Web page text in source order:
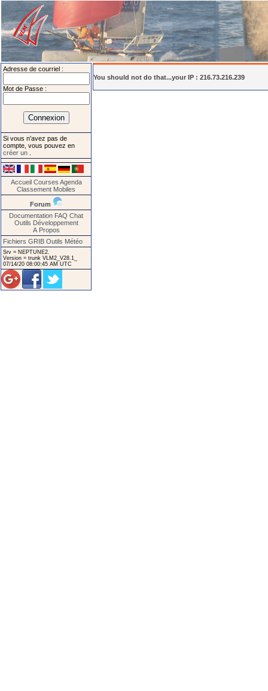
Adresse de courriel :
Mot de Passe :
Si vous n'avez pas de
compte, vous pouvez en
créer un
Accueil Courses Agenda
Classement Mobiles
Forum
Documentation FAQ Chat
Outils Développement
A Propos
Fichiers GRIB Outils Météo
Srv = NEPTUNE2.
Version = trunk VLM2_V28.1_
07/14/20 08:00:45 AM UTC
You should not do that...your IP : 216.73.216.239